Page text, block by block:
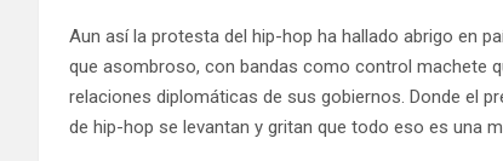
Aun así la protesta del hip-hop ha hallado abrigo en
que asombroso, con bandas como control machete
relaciones diplomáticas de sus gobiernos. Donde el
de hip-hop se levantan y gritan que todo eso es una